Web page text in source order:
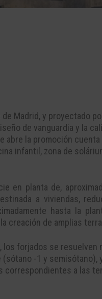
Madrid, y proyectado
de vanguardia y la
abre la promoción
infantil, zona de
en planta de,
a viviendas,
hasta la
creación de amplias
forjados se resuelven
-1 y semisótano),
correspondientes a las